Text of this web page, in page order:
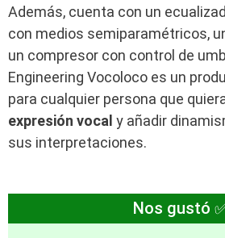
Además, cuenta con un
con medios semiparamétricos,
un compresor con control de
Engineering Vocoloco es un
para cualquier persona que
expresión vocal y añadir
sus interpretaciones.
Nos gustó